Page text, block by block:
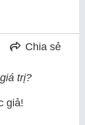
Chia sẻ
trị?
giả!